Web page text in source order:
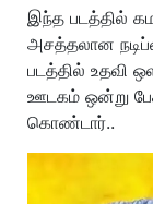
இந்த படத்தில்
அசத்தலான
படத்தில் உதவி
ஊடகம் ஒன்று
கொண்டார்..